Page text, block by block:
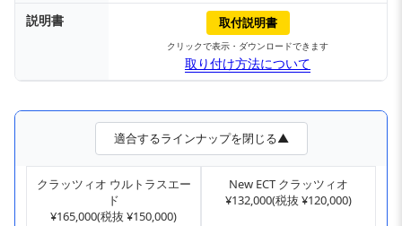
説明書
取付説明書
クリックで表示・ダウンロードできます
取り付け方法について
適合するラインナップを閉じる▲
クラッツィオ ウルトラスエー
ド
¥165,000(税抜 ¥150,000)
New ECT クラッツィオ
¥132,000(税抜 ¥120,000)